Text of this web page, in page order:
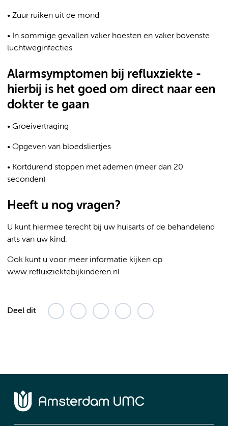
• Zuur ruiken uit de mond
• In sommige gevallen vaker hoesten en vaker bovenste
luchtweginfecties
Alarmsymptomen bij refluxziekte -
hierbij is het goed om direct naar een
dokter te gaan
• Groeivertraging
• Opgeven van bloedsliertjes
• Kortdurend stoppen met ademen (meer dan 20
seconden)
Heeft u nog vragen?
U kunt hiermee terecht bij uw huisarts of de behandelend
arts van uw kind.
Ook kunt u voor meer informatie kijken op
www.refluxziektebijkinderen.nl
Deel dit